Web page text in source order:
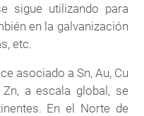
sigue utilizando para
en la galvanización
etc.
asociado a Sn, Au, Cu
a escala global, se
En el Norte de